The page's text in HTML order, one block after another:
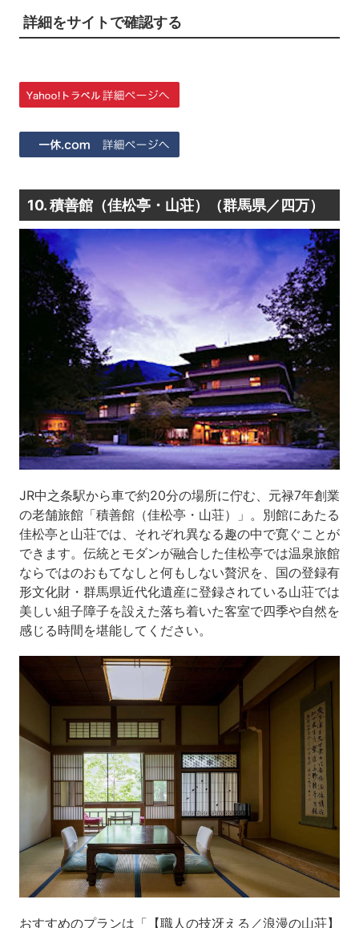
詳細をサイトで確認する
10. 積善館（佳松亭・山荘）（群馬県／四万）
JR中之条駅から車で約20分の場所に佇む、元禄7年創業
の老舗旅館「積善館（佳松亭・山荘）」。別館にあたる
佳松亭と山荘では、それぞれ異なる趣の中で寛ぐことが
できます。伝統とモダンが融合した佳松亭では温泉旅館
ならではのおもてなしと何もしない贅沢を、国の登録有
形文化財・群馬県近代化遺産に登録されている山荘では
美しい組子障子を設えた落ち着いた客室で四季や自然を
感じる時間を堪能してください。
おすすめのプランは「【職人の技冴える／浪漫の山荘】